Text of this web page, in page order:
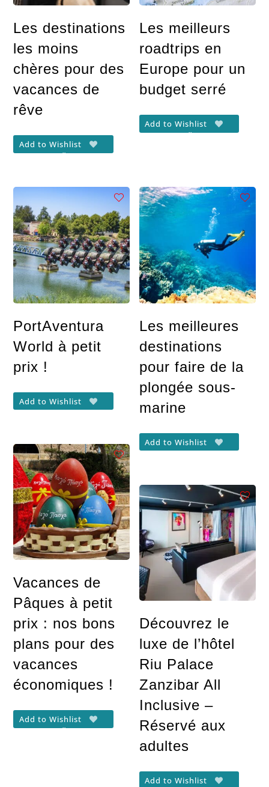
Les destinations
les moins
chères pour des
vacances de
rêve
Add to Wishlist
Les meilleurs
roadtrips en
Europe pour un
budget serré
Add to Wishlist
PortAventura
World à petit
prix !
Add to Wishlist
Les meilleures
destinations
pour faire de la
plongée sous-
marine
Add to Wishlist
Vacances de
Pâques à petit
prix : nos bons
plans pour des
vacances
économiques !
Add to Wishlist
Découvrez le
luxe de l’hôtel
Riu Palace
Zanzibar All
Inclusive –
Réservé aux
adultes
Add to Wishlist